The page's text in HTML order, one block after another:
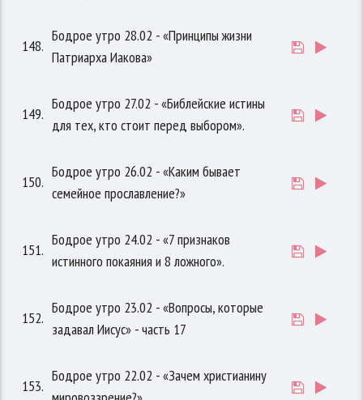
148.
Бодрое утро 28.02 - «Принципы жизни
Патриарха Иакова»
149.
Бодрое утро 27.02 - «Библейские истины
для тех, кто стоит перед выбором».
150.
Бодрое утро 26.02 - «Каким бывает
семейное прославление?»
151.
Бодрое утро 24.02 - «7 признаков
истинного покаяния и 8 ложного».
152.
Бодрое утро 23.02 - «Вопросы, которые
задавал Иисус» - часть 17
153.
Бодрое утро 22.02 - «Зачем христианину